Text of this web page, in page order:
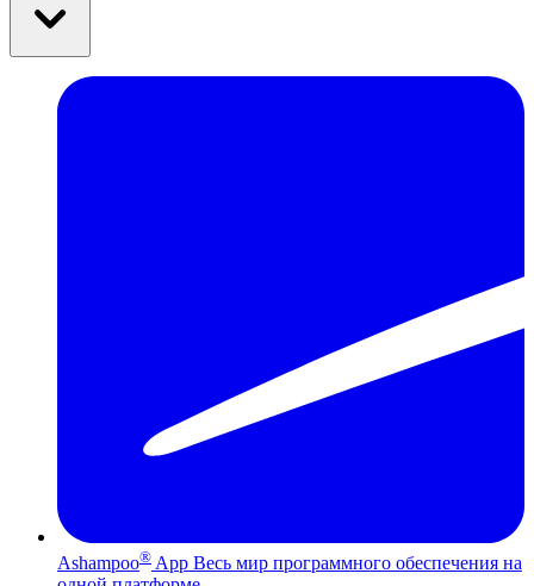
Ashampoo® App Весь мир программного обеспечения на